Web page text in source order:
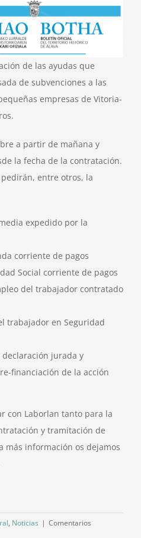
de las ayudas que
de subvenciones a las
empresas de Vitoria-
a partir de mañana y
la fecha de la contratación.
entre otros, la
expedido por la
corriente de pagos
Social corriente de pagos
del trabajador contratado
trabajador en Seguridad
jurada y
financiación de la acción
con Laborlan tanto para la
y tramitación de
más información os dejamos
, Noticias | Comentarios